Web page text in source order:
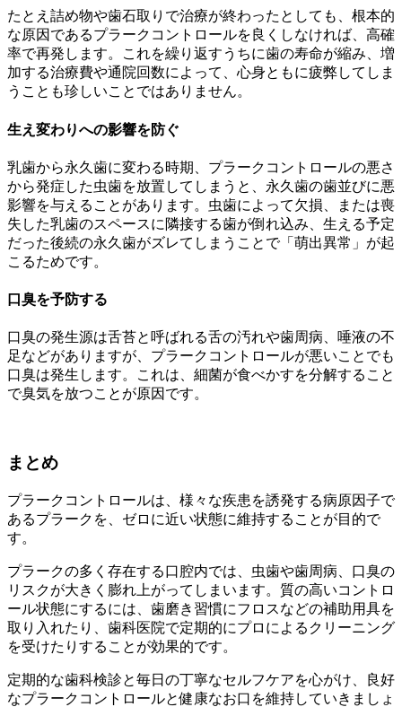
たとえ詰め物や歯石取りで治療が終わったとしても、根本的
な原因であるプラークコントロールを良くしなければ、高確
率で再発します。これを繰り返すうちに歯の寿命が縮み、増
加する治療費や通院回数によって、心身ともに疲弊してしま
うことも珍しいことではありません。
生え変わりへの影響を防ぐ
乳歯から永久歯に変わる時期、プラークコントロールの悪さ
から発症した虫歯を放置してしまうと、永久歯の歯並びに悪
影響を与えることがあります。虫歯によって欠損、または喪
失した乳歯のスペースに隣接する歯が倒れ込み、生える予定
だった後続の永久歯がズレてしまうことで「萌出異常」が起
こるためです。
口臭を予防する
口臭の発生源は舌苔と呼ばれる舌の汚れや歯周病、唾液の不
足などがありますが、プラークコントロールが悪いことでも
口臭は発生します。これは、細菌が食べかすを分解すること
で臭気を放つことが原因です。
まとめ
プラークコントロールは、様々な疾患を誘発する病原因子で
あるプラークを、ゼロに近い状態に維持することが目的で
す。
プラークの多く存在する口腔内では、虫歯や歯周病、口臭の
リスクが大きく膨れ上がってしまいます。質の高いコントロ
ール状態にするには、歯磨き習慣にフロスなどの補助用具を
取り入れたり、歯科医院で定期的にプロによるクリーニング
を受けたりすることが効果的です。
定期的な歯科検診と毎日の丁寧なセルフケアを心がけ、良好
なプラークコントロールと健康なお口を維持していきましょ